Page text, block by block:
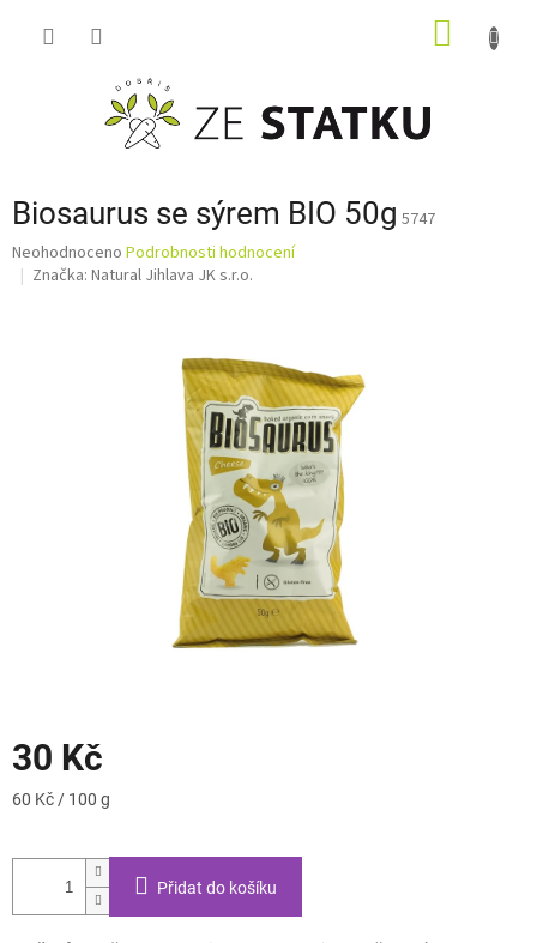
Biosaurus se sýrem BIO 50g 5747
Průměrné
hodnocení
Neohodnoceno Podrobnosti hodnocení
Značka: Natural Jihlava JK s.r.o.
30 Kč
Měrná
60 Kč / 100 g
Přidat do košíku